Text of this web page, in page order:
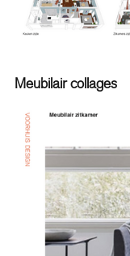
Meubilair collages